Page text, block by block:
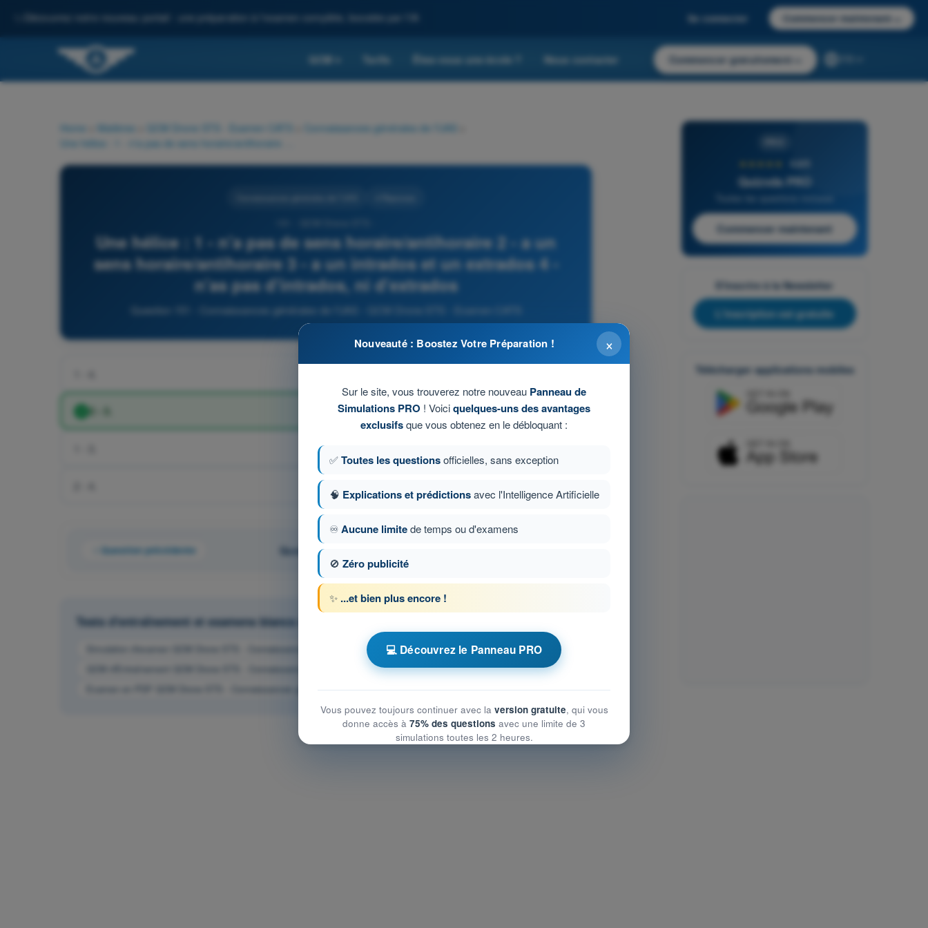
Découvrez notre nouveau portail : une préparation à l'examen complète, boostée par l'IA Se connecter Commencer maintenant
QCM Tarifs Êtes-vous une école ? Nous contacter Commencer gratuitement
Home Matières QCM Drone STS - Examen CATS Connaissances générales de l’UAS
Une hélice : 1 - n'a pas de sens horaire/antihoraire 2 - a un
sens horaire/antihoraire 3 - a un intrados et un extrados 4 -
n'as pas d'intrados, ni d'extrados
Question 151 - Connaissances générales de l’UAS - QCM Drone STS - Examen CATS
2 - 3.
Question précédente Question 146 sur 169
Tests d'entraînement et examens blancs chronométrés QCM Drone STS - Examen CATS
Simulation d'examen QCM Drone STS - Connaissances générales de l’UAS
QCM d'Entraînement QCM Drone STS - Connaissances générales de l’UAS
Examen en PDF QCM Drone STS - Connaissances générales de l’UAS
4,6/5
Quizvds PRO
Commencer maintenant
S'inscrire à la Newsletter
L'inscription est gratuite
Télécharger applications mobiles
×
Nouveauté : Boostez Votre Préparation !
Sur le site, vous trouverez notre nouveau Panneau de
Simulations PRO ! Voiciquelques-uns des avantages
exclusifsque vous obtenez en le débloquant :
✅Toutes les questionsofficielles, sans exception
🧠 Explications et prédictionsavec l'Intelligence Artificielle
♾️Aucune limitede temps ou d'examens
🚫 Zéro publicité
✨ ...et bien plus encore !
💻 Découvrez le Panneau PRO
Vous pouvez toujours continuer avec la version gratuite, qui vous
donne accès à 75% des questions avec une limite de 3
simulations toutes les 2 heures.